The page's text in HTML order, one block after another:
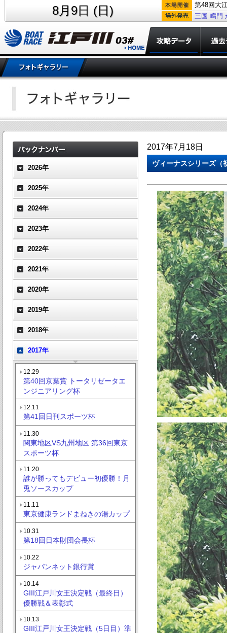
8月9日 (日)
第48回大
三国 鳴門
2026年
2025年
2024年
2023年
2022年
2021年
2020年
2019年
2018年
2017年
12.29
第40回京葉賞 トータリゼータエ
ンジニアリング杯
12.11
第41回日刊スポーツ杯
11.30
関東地区VS九州地区 第36回東京
スポーツ杯
11.20
誰が勝ってもデビュー初優勝！月
兎ソースカップ
11.11
東京健康ランドまねきの湯カップ
10.31
第18回日本財団会長杯
10.22
ジャパンネット銀行賞
10.14
GIII江戸川女王決定戦（最終日）
優勝戦＆表彰式
10.13
GIII江戸川女王決定戦（5日目）準
2017年7月18日
ヴィーナスシリーズ（